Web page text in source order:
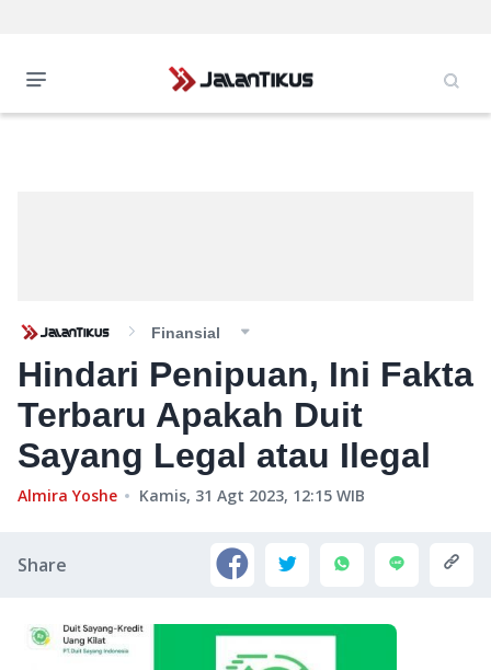
Finansial
Hindari Penipuan, Ini Fakta
Terbaru Apakah Duit
Sayang Legal atau Ilegal
Almira Yoshe Kamis, 31 Agt 2023, 12:15 WIB
Share